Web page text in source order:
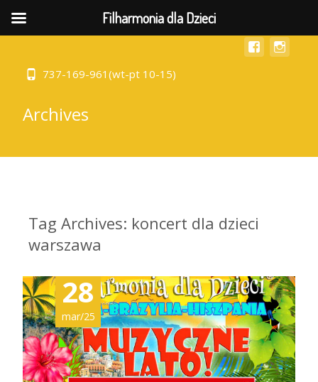
737-169-961(wt-pt 10-15)
Archives
Tag Archives: koncert dla dzieci
warszawa
28
mar/25
Filharmonia dla Dzieci